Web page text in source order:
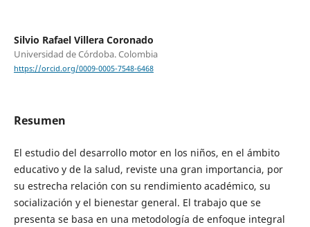
Silvio Rafael Villera Coronado
Universidad de Córdoba. Colombia
https://orcid.org/0009-0005-7548-6468
Resumen
El estudio del desarrollo motor en los niños, en el ámbito
educativo y de la salud, reviste una gran importancia, por
su estrecha relación con su rendimiento académico, su
socialización y el bienestar general. El trabajo que se
presenta se basa en una metodología de enfoque integral